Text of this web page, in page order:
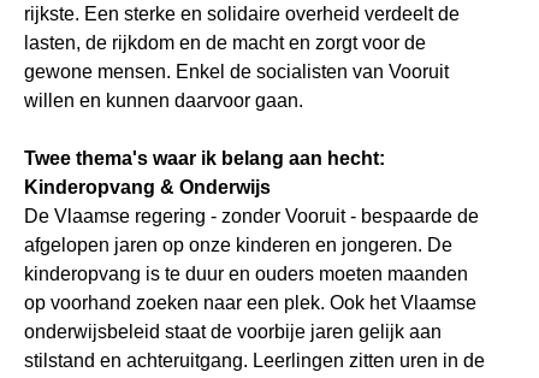
rijkste. Een sterke en solidaire overheid verdeelt de
lasten, de rijkdom en de macht en zorgt voor de
gewone mensen. Enkel de socialisten van Vooruit
willen en kunnen daarvoor gaan.
Twee thema's waar ik belang aan hecht:
Kinderopvang & Onderwijs
De Vlaamse regering - zonder Vooruit - bespaarde de
afgelopen jaren op onze kinderen en jongeren. De
kinderopvang is te duur en ouders moeten maanden
op voorhand zoeken naar een plek. Ook het Vlaamse
onderwijsbeleid staat de voorbije jaren gelijk aan
stilstand en achteruitgang. Leerlingen zitten uren in de